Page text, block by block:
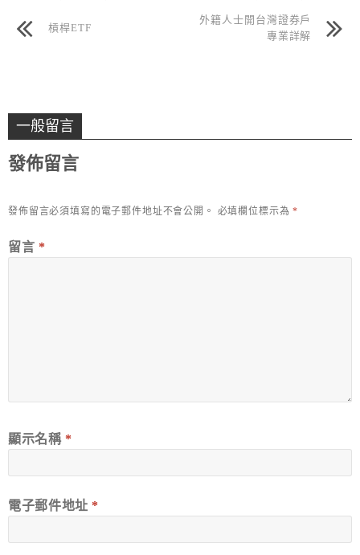
槓桿ETF
外籍人士開台灣證券戶
專業詳解
一般留言
發佈留言
發佈留言必須填寫的電子郵件地址不會公開。 必填欄位標示為*
留言 *
顯示名稱 *
電子郵件地址 *